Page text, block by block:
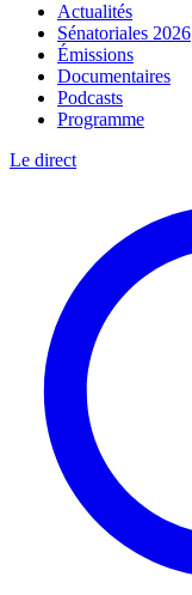
Actualités
Sénatoriales 2026
Émissions
Documentaires
Podcasts
Programme
Le direct